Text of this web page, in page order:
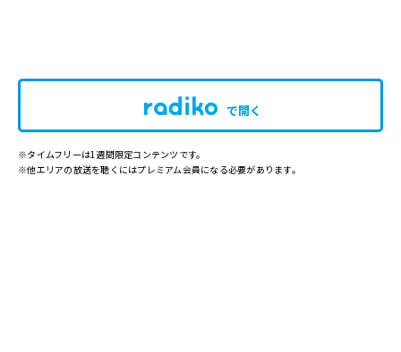
で開く
※タイムフリーは1週間限定コンテンツです。
※他エリアの放送を聴くにはプレミアム会員になる必要があります。